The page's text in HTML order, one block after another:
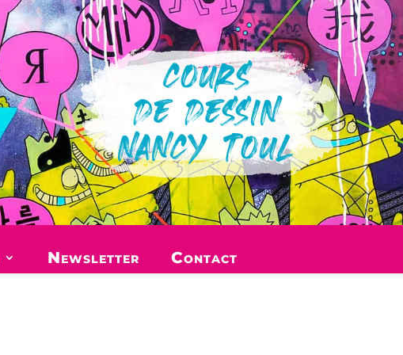
COURS
DE DESSIN
NANCY TOUL
Newsletter Contact